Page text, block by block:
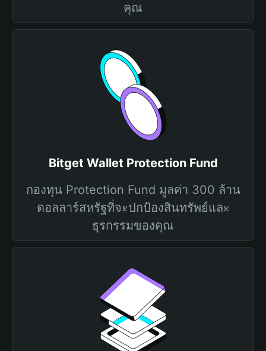
คุณ
Bitget Wallet Protection Fund
กองทุน Protection Fund มูลค่า 300 ล้าน
ดอลลาร์สหรัฐที่จะปกป้องสินทรัพย์และ
ธุรกรรมของคุณ